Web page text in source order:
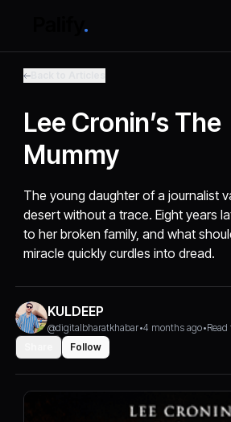
Lee Cronin’s The
Mummy
The young daughter of a journalist
desert without a trace. Eight years
to her broken family, and what
miracle quickly curdles into dread.
KULDEEP
@digitalbharatkhabar•4 months ago•
Follow